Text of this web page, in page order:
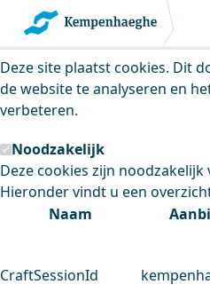
Kempenhaeghe
cookies
Deze site plaatst cookies. Dit
de website te analyseren en
verbeteren.
Noodzakelijk
Deze cookies zijn
Hieronder vindt u een
Naam
CraftSessionId